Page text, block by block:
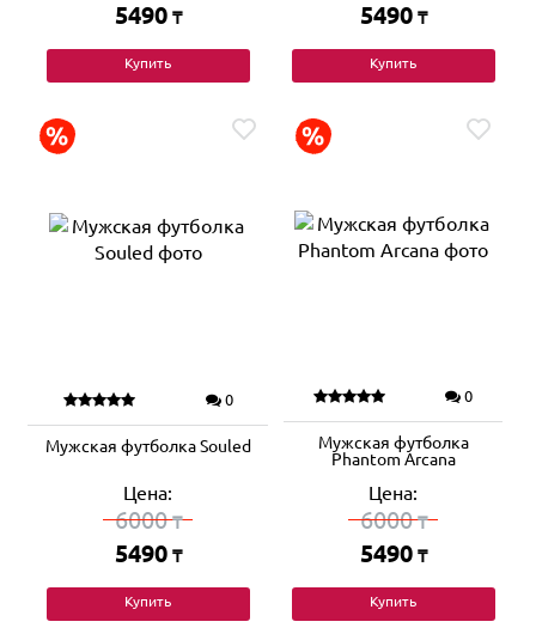
5490 ₸
Купить
5490 ₸
Купить
0
Мужская футболка Souled
Цена:
6000₸
5490 ₸
Купить
0
Мужская футболка
Phantom Arcana
Цена:
6000₸
5490 ₸
Купить